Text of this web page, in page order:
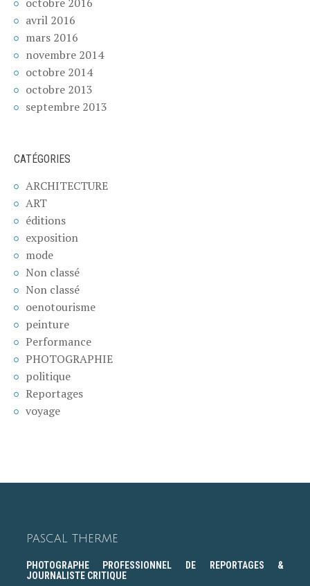
avril 2016
mars 2016
novembre 2014
octobre 2014
octobre 2013
septembre 2013
CATÉGORIES
ARCHITECTURE
ART
éditions
exposition
mode
Non classé
Non classé
oenotourisme
peinture
Performance
PHOTOGRAPHIE
politique
Reportages
voyage
PASCAL THERME
PHOTOGRAPHE PROFESSIONNEL DE REPORTAGES &
JOURNALISTE CRITIQUE